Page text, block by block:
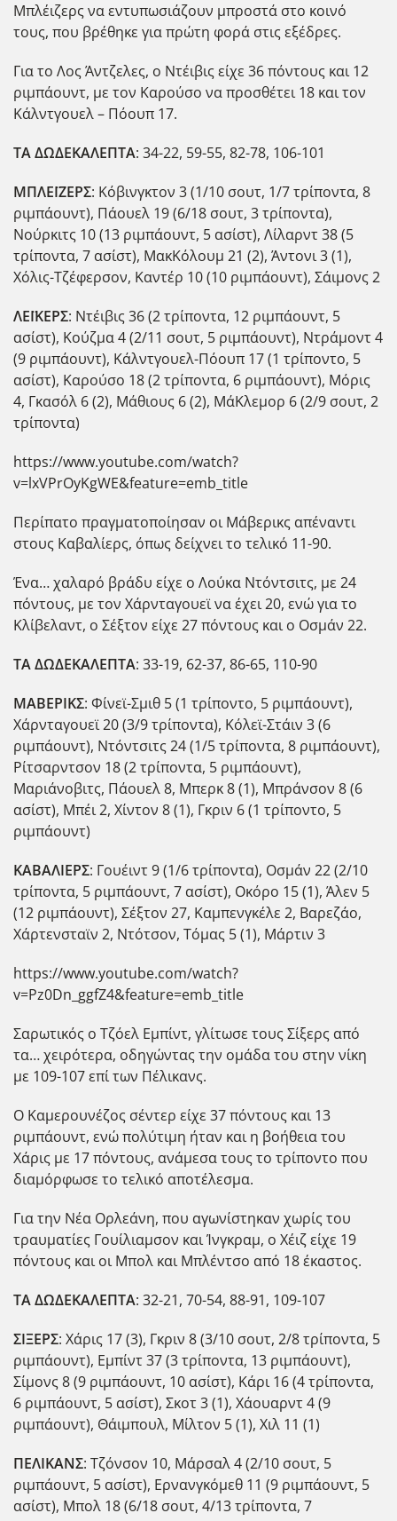
Μπλέιζερς να εντυπωσιάζουν μπροστά στο κοινό
τους, που βρέθηκε για πρώτη φορά στις εξέδρες.
Για το Λος Άντζελες, ο Ντέιβις είχε 36 πόντους και 12
ριμπάουντ, με τον Καρούσο να προσθέτει 18 και τον
Κάλντγουελ – Πόουπ 17.
ΤΑ ΔΩΔΕΚΑΛΕΠΤΑ: 34-22, 59-55, 82-78, 106-101
ΜΠΛΕΪΖΕΡΣ: Κόβινγκτον 3 (1/10 σουτ, 1/7 τρίποντα, 8
ριμπάουντ), Πάουελ 19 (6/18 σουτ, 3 τρίποντα),
Νούρκιτς 10 (13 ριμπάουντ, 5 ασίστ), Λίλαρντ 38 (5
τρίποντα, 7 ασίστ), ΜακΚόλουμ 21 (2), Άντονι 3 (1),
Χόλις-Τζέφερσον, Καντέρ 10 (10 ριμπάουντ), Σάιμονς 2
ΛΕΪΚΕΡΣ: Ντέιβις 36 (2 τρίποντα, 12 ριμπάουντ, 5
ασίστ), Κούζμα 4 (2/11 σουτ, 5 ριμπάουντ), Ντράμοντ 4
(9 ριμπάουντ), Κάλντγουελ-Πόουπ 17 (1 τρίποντο, 5
ασίστ), Καρούσο 18 (2 τρίποντα, 6 ριμπάουντ), Μόρις
4, Γκασόλ 6 (2), Μάθιους 6 (2), ΜάΚλεμορ 6 (2/9 σουτ, 2
τρίποντα)
https://www.youtube.com/watch?
v=lxVPrOyKgWE&feature=emb_title
Περίπατο πραγματοποίησαν οι Μάβερικς απέναντι
στους Καβαλίερς, όπως δείχνει το τελικό 11-90.
Ένα… χαλαρό βράδυ είχε ο Λούκα Ντόντσιτς, με 24
πόντους, με τον Χάρνταγουεϊ να έχει 20, ενώ για το
Κλίβελαντ, ο Σέξτον είχε 27 πόντους και ο Οσμάν 22.
ΤΑ ΔΩΔΕΚΑΛΕΠΤΑ: 33-19, 62-37, 86-65, 110-90
ΜΑΒΕΡΙΚΣ: Φίνεϊ-Σμιθ 5 (1 τρίποντο, 5 ριμπάουντ),
Χάρνταγουεϊ 20 (3/9 τρίποντα), Κόλεϊ-Στάιν 3 (6
ριμπάουντ), Ντόντσιτς 24 (1/5 τρίποντα, 8 ριμπάουντ),
Ρίτσαρντσον 18 (2 τρίποντα, 5 ριμπάουντ),
Μαριάνοβιτς, Πάουελ 8, Μπερκ 8 (1), Μπράνσον 8 (6
ασίστ), Μπέι 2, Χίντον 8 (1), Γκριν 6 (1 τρίποντο, 5
ριμπάουντ)
ΚΑΒΑΛΙΕΡΣ: Γουέιντ 9 (1/6 τρίποντα), Οσμάν 22 (2/10
τρίποντα, 5 ριμπάουντ, 7 ασίστ), Οκόρο 15 (1), Άλεν 5
(12 ριμπάουντ), Σέξτον 27, Καμπενγκέλε 2, Βαρεζάο,
Χάρτενσταϊν 2, Ντότσον, Τόμας 5 (1), Μάρτιν 3
https://www.youtube.com/watch?
v=Pz0Dn_ggfZ4&feature=emb_title
Σαρωτικός ο Τζόελ Εμπίντ, γλίτωσε τους Σίξερς από
τα… χειρότερα, οδηγώντας την ομάδα του στην νίκη
με 109-107 επί των Πέλικανς.
Ο Καμερουνέζος σέντερ είχε 37 πόντους και 13
ριμπάουντ, ενώ πολύτιμη ήταν και η βοήθεια του
Χάρις με 17 πόντους, ανάμεσα τους το τρίποντο που
διαμόρφωσε το τελικό αποτέλεσμα.
Για την Νέα Ορλεάνη, που αγωνίστηκαν χωρίς του
τραυματίες Γουίλιαμσον και Ίνγκραμ, ο Χέιζ είχε 19
πόντους και οι Μπολ και Μπλέντσο από 18 έκαστος.
ΤΑ ΔΩΔΕΚΑΛΕΠΤΑ: 32-21, 70-54, 88-91, 109-107
ΣΙΞΕΡΣ: Χάρις 17 (3), Γκριν 8 (3/10 σουτ, 2/8 τρίποντα, 5
ριμπάουντ), Εμπίντ 37 (3 τρίποντα, 13 ριμπάουντ),
Σίμονς 8 (9 ριμπάουντ, 10 ασίστ), Κάρι 16 (4 τρίποντα,
6 ριμπάουντ, 5 ασίστ), Σκοτ 3 (1), Χάουαρντ 4 (9
ριμπάουντ), Θάιμπουλ, Μίλτον 5 (1), Χιλ 11 (1)
ΠΕΛΙΚΑΝΣ: Τζόνσον 10, Μάρσαλ 4 (2/10 σουτ, 5
ριμπάουντ, 5 ασίστ), Ερνανγκόμεθ 11 (9 ριμπάουντ, 5
ασίστ), Μπολ 18 (6/18 σουτ, 4/13 τρίποντα, 7